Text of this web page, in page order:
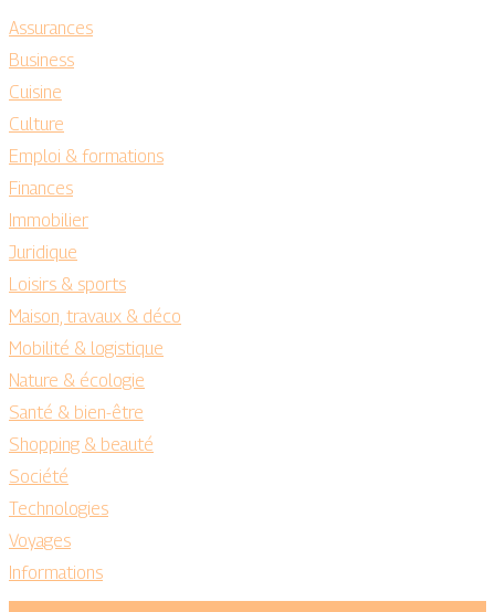
Assurances
Business
Cuisine
Culture
Emploi & formations
Finances
Immobilier
Juridique
Loisirs & sports
Maison, travaux & déco
Mobilité & logistique
Nature & écologie
Santé & bien-être
Shopping & beauté
Société
Technologies
Voyages
Informations